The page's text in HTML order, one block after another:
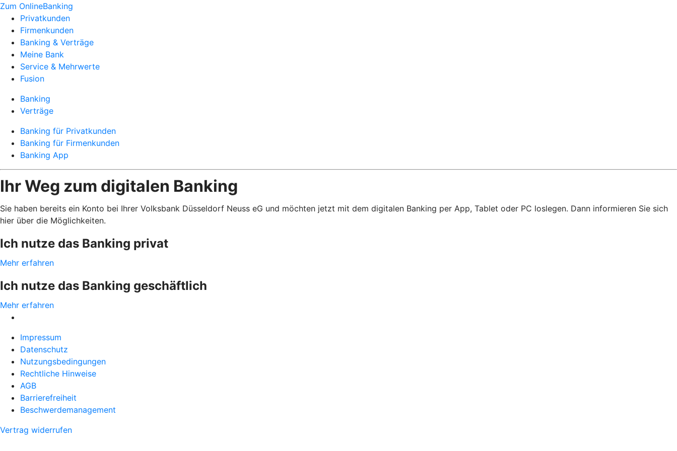
Zum OnlineBanking
Privatkunden
Firmenkunden
Banking & Verträge
Meine Bank
Service & Mehrwerte
Fusion
Banking
Verträge
Banking für Privatkunden
Banking für Firmenkunden
Banking App
Ihr Weg zum digitalen Banking
Sie haben bereits ein Konto bei Ihrer Volksbank Düsseldorf Neuss eG und möchten jetzt mit dem digitalen Banking per App, Tablet oder PC loslegen. Dann informieren Sie sich
hier über die Möglichkeiten.
Ich nutze das Banking privat
Mehr erfahren
Ich nutze das Banking geschäftlich
Mehr erfahren
Impressum
Datenschutz
Nutzungsbedingungen
Rechtliche Hinweise
AGB
Barrierefreiheit
Beschwerdemanagement
Vertrag widerrufen